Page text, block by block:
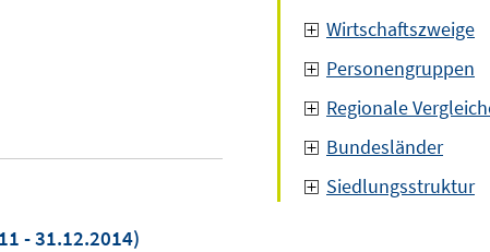
- 31.12.2014)
Wirtschaftszweige
Personengruppen
Regionale
Bundesländer
Siedlungsstruktur